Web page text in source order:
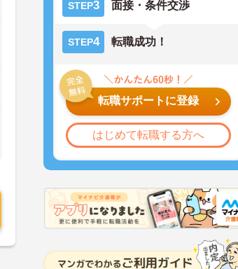
STEP3 面接・条件交渉
STEP4 転職成功！
転職サポートに登録
はじめて転職する方へ